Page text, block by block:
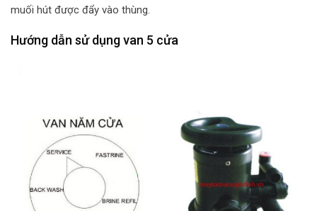
muối hút được đẩy vào thùng.
Hướng dẫn sử dụng van 5 cửa